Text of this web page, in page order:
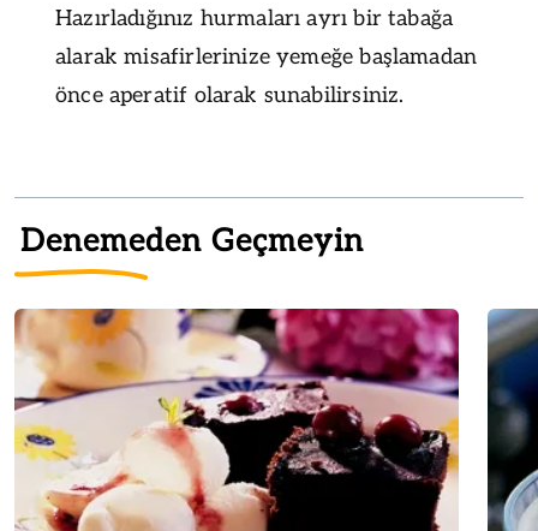
Hazırladığınız hurmaları ayrı bir tabağa
alarak misafirlerinize yemeğe başlamadan
önce aperatif olarak sunabilirsiniz.
Denemeden Geçmeyin